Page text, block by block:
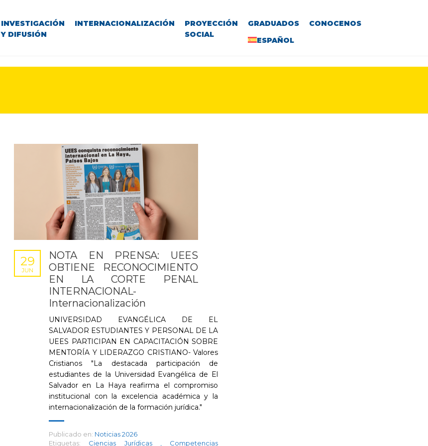
INVESTIGACIÓN
Y DIFUSIÓN
INTERNACIONALIZACIÓN
PROYECCIÓN
SOCIAL
GRADUADOS
CONOCENOS
ESPAÑOL
NOTA EN PRENSA: UEES
OBTIENE RECONOCIMIENTO
EN LA CORTE PENAL
INTERNACIONAL-
Internacionalización
29
JUN
UNIVERSIDAD EVANGÉLICA DE EL
SALVADOR ESTUDIANTES Y PERSONAL DE LA
UEES PARTICIPAN EN CAPACITACIÓN SOBRE
MENTORÍA Y LIDERAZGO CRISTIANO- Valores
Cristianos "La destacada participación de
estudiantes de la Universidad Evangélica de El
Salvador en La Haya reafirma el compromiso
institucional con la excelencia académica y la
internacionalización de la formación jurídica."
Publicado en: Noticias 2026
Etiquetas:
Ciencias Jurídicas Competencias